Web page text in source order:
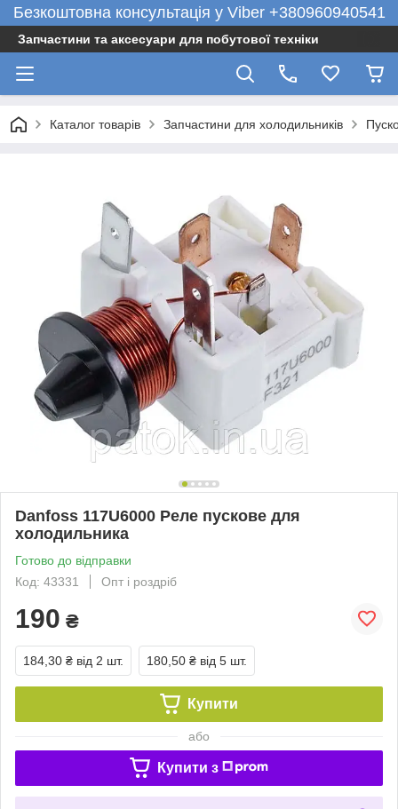
Безкоштовна консультація у Viber +380960940541
Запчастини та аксесуари для побутової техніки
Каталог товарів Запчастини для холодильників
Danfoss 117U6000 Реле пускове для
холодильника
Готово до відправки
Код: 43331
Опт і роздріб
190 ₴
184,30 ₴ від 2 шт. 180,50 ₴ від 5 шт.
Купити
або
Купити з